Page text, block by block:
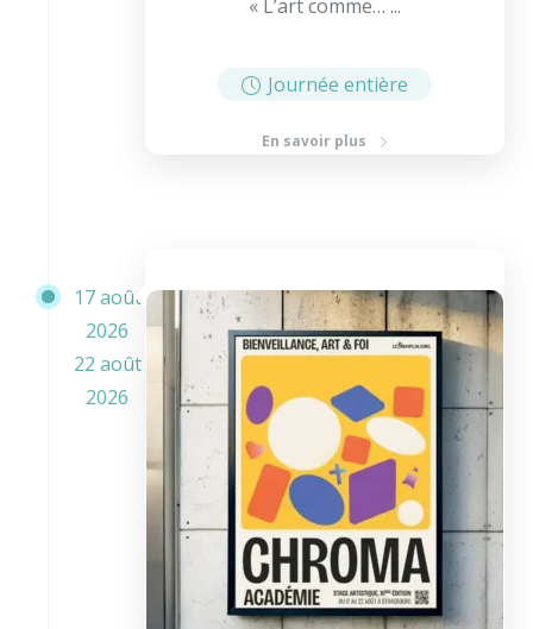
« L’art comme… ...
Journée entière
En savoir plus
17 août
2026
22 août
2026